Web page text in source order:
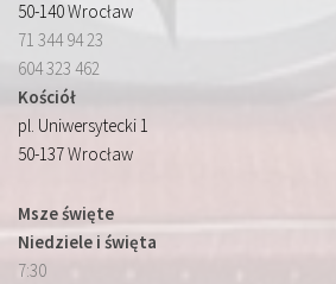
50-140 Wrocław
71 344 94 23
604 323 462
Kościół
pl. Uniwersytecki 1
50-137 Wrocław
Msze święte
Niedziele i święta
7:30